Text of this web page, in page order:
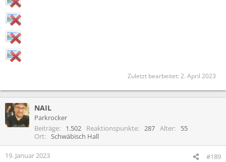
Zuletzt bearbeitet: 2. April 2023
NAIL
Parkrocker
Beiträge
1.502 Reaktionspunkte 287 Alter
55
Ort
Schwäbisch Hall
19. Januar 2023 #189